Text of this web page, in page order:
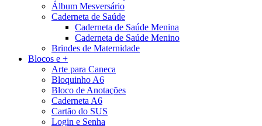
Álbum Mesversário
Caderneta de Saúde
Caderneta de Saúde Menina
Caderneta de Saúde Menino
Brindes de Maternidade
Blocos e +
Arte para Caneca
Bloquinho A6
Bloco de Anotações
Caderneta A6
Cartão do SUS
Login e Senha